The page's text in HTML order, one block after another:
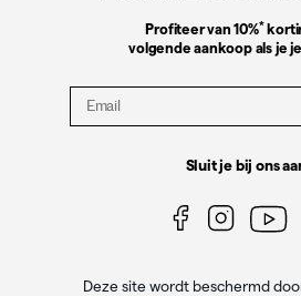
Profiteer van 10%*
volgende aankoop als je
Sluit je bij ons
Deze site wordt beschermd